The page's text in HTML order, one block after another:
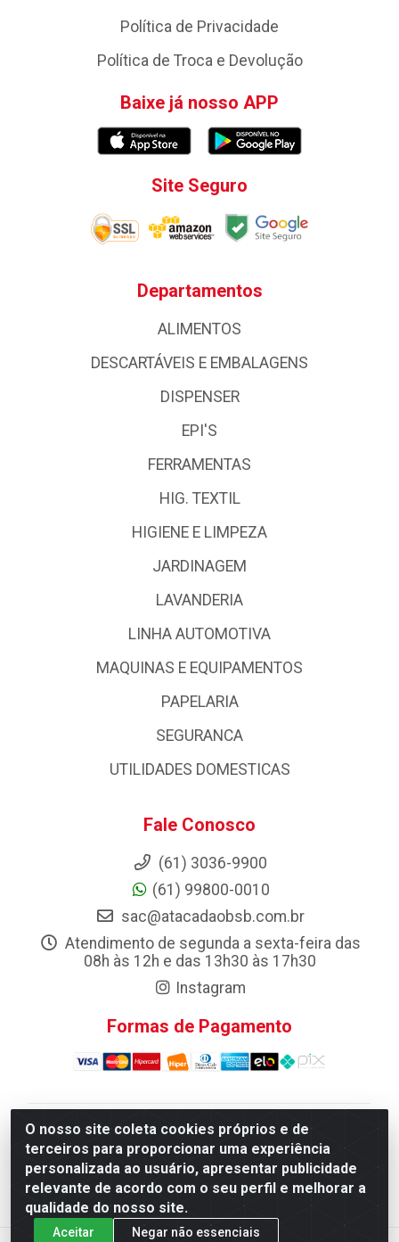
O nosso site coleta cookies próprios e de
terceiros para proporcionar uma experiência
personalizada ao usuário, apresentar publicidade
relevante de acordo com o seu perfil e melhorar a
qualidade do nosso site.
Aceitar Negar não essenciais
Política de Privacidade
Política de Troca e Devolução
Baixe já nosso APP
Site Seguro
Departamentos
ALIMENTOS
DESCARTÁVEIS E EMBALAGENS
DISPENSER
EPI'S
FERRAMENTAS
HIG. TEXTIL
HIGIENE E LIMPEZA
JARDINAGEM
LAVANDERIA
LINHA AUTOMOTIVA
MAQUINAS E EQUIPAMENTOS
PAPELARIA
SEGURANCA
UTILIDADES DOMESTICAS
Fale Conosco
(61) 3036-9900
(61) 99800-0010
sac@atacadaobsb.com.br
Atendimento de segunda a sexta-feira das
08h às 12h e das 13h30 às 17h30
Instagram
Formas de Pagamento
Atacadao da Limpeza F. Pereira Queiroz Comercio e
Distribuicao LTDA - Quadra Qi 10 Lotes 39 e, 41 - Setor
Industrial (Taguatinga), Brasília/DF - CEP 72.135-100 -
CNPJ 13.184.675/0001-80